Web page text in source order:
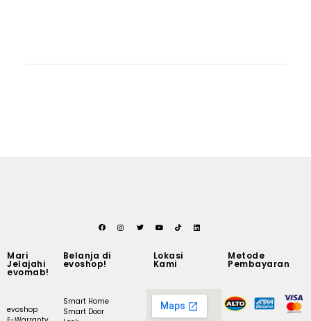
Mari
Jelajahi
evomab!
evoshop
Belanja di
evoshop!
Smart Home
Smart Door
Lokasi
Kami
Metode
Pembayaran